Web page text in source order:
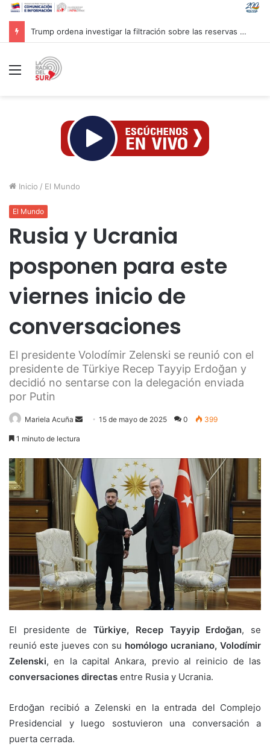
Trump ordena investigar la filtración sobre las reservas de municiones
Menú
Inicio / El Mundo
El Mundo
Rusia y Ucrania
posponen para este
viernes inicio de
conversaciones
El presidente Volodímir Zelenski se reunió con el
presidente de Türkiye Recep Tayyip Erdoğan y
decidió no sentarse con la delegación enviada
por Putin
Mariela Acuña
Send15 de mayo de 2025 0 399
1 minuto de lectura
El presidente deTürkiye, Recep Tayyip Erdoğan, se
reunió este jueves con su homólogo ucraniano, Volodímir
Zelenski, en la capital Ankara, previo al reinicio de las
conversaciones directas entre Rusia y Ucrania.
Erdoğan recibió a Zelenski en la entrada del Complejo
Presidencial y luego sostuvieron una conversación a
puerta cerrada.